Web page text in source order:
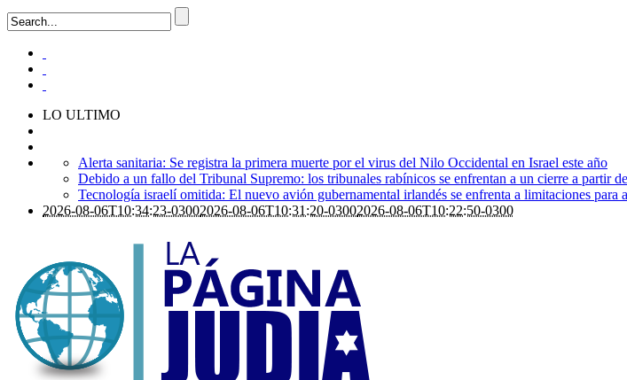
LO ULTIMO
Alerta sanitaria: Se registra la primera muerte por el virus del Nilo Occidental en Israel este año
Debido a un fallo del Tribunal Supremo: los tribunales rabínicos se enfrentan a un cierre a partir
Tecnología israelí omitida: El nuevo avión gubernamental irlandés se enfrenta a limitaciones para
2026-08-06T10:34:23-03002026-08-06T10:31:20-03002026-08-06T10:22:50-0300